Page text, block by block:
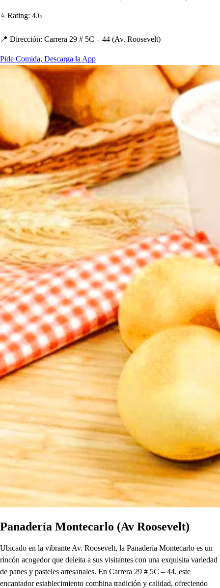
⭐ Rating: 4.6
📍 Dirección: Carrera 29 # 5C – 44 (Av. Roosevelt)
Pide Comida, Descarga la App
Panadería Montecarlo (Av Roosevelt)
Ubicado en la vibrante Av. Roosevelt, la Panadería Montecarlo es un
rincón acogedor que deleita a sus visitantes con una exquisita variedad
de panes y pasteles artesanales. En Carrera 29 # 5C – 44, este
encantador establecimiento combina tradición y calidad, ofreciendo